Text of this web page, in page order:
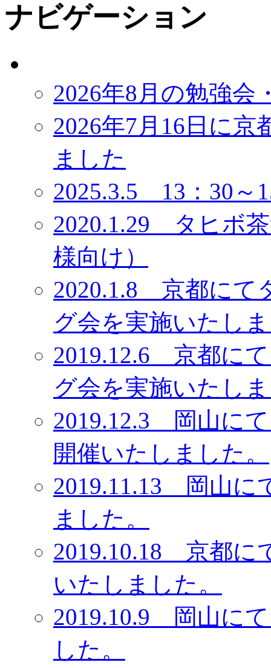
ナビゲーション
2026年8月の勉強会
2026年7月16日に
ました
2025.3.5 13：30～
2020.1.29 タヒボ
様向け）
2020.1.8 京都にて
グ会を実施いたし
2019.12.6 京都に
グ会を実施いたし
2019.12.3 岡山に
開催いたしました。
2019.11.13 岡山に
ました。
2019.10.18 京都に
いたしました。
2019.10.9 岡山に
した。